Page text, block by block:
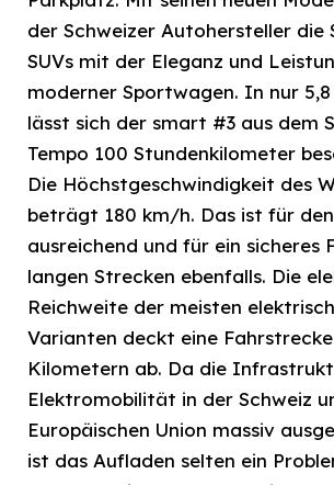
der Schweizer Autohersteller die
SUVs mit der Eleganz und
moderner Sportwagen. In nur 5,8
lässt sich der smart #3 aus dem
Tempo 100 Stundenkilometer
Die Höchstgeschwindigkeit des
beträgt 180 km/h. Das ist für
ausreichend und für ein sicheres
langen Strecken ebenfalls. Die
Reichweite der meisten
Varianten deckt eine
Kilometern ab. Da die
Elektromobilität in der Schweiz
Europäischen Union massiv
ist das Aufladen selten ein